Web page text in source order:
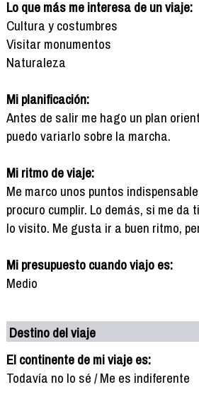
Lo que más me interesa de un viaje:
Cultura y costumbres
Visitar monumentos
Naturaleza
Mi planificación:
Antes de salir me hago un plan
puedo variarlo sobre la marcha.
Mi ritmo de viaje:
Me marco unos puntos
procuro cumplir. Lo demás, si me da
lo visito. Me gusta ir a buen ritmo,
Mi presupuesto cuando viajo es:
Medio
Destino del viaje
El continente de mi viaje es:
Todavía no lo sé / Me es indiferente